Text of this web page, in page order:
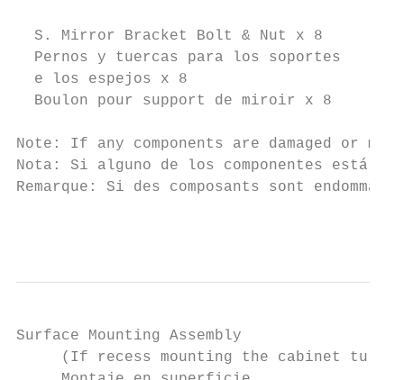
S. Mirror Bracket Bolt & Nut x 8
Pernos y tuercas para los soportes
e los espejos x 8
  Boulon pour support de miroir x 8
Note: If any components are damaged or
Nota: Si alguno de los componentes está
Remarque: Si des composants sont
Surface Mounting Assembly
(If recess mounting the cabinet turn